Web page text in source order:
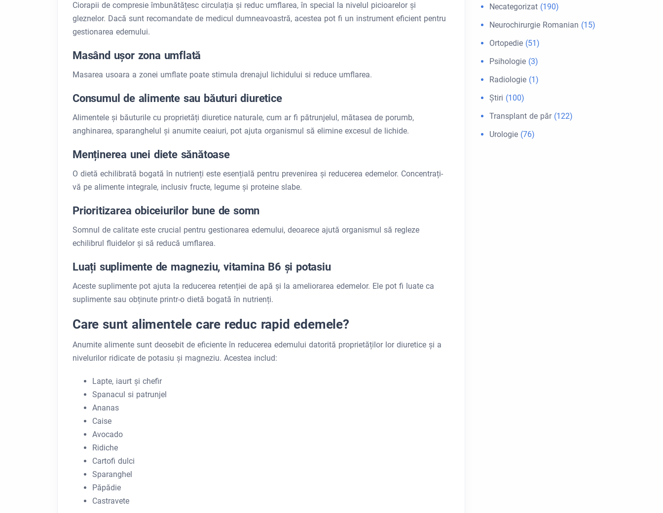
Ciorapii de compresie îmbunătățesc circulația și reduc umflarea, în special la nivelul picioarelor și
gleznelor. Dacă sunt recomandate de medicul dumneavoastră, acestea pot fi un instrument eficient pentru
gestionarea edemului.
Masând ușor zona umflată
Masarea usoara a zonei umflate poate stimula drenajul lichidului si reduce umflarea.
Consumul de alimente sau băuturi diuretice
Alimentele și băuturile cu proprietăți diuretice naturale, cum ar fi pătrunjelul, mătasea de porumb,
anghinarea, sparanghelul și anumite ceaiuri, pot ajuta organismul să elimine excesul de lichide.
Menținerea unei diete sănătoase
O dietă echilibrată bogată în nutrienți este esențială pentru prevenirea și reducerea edemelor. Concentrați-
vă pe alimente integrale, inclusiv fructe, legume și proteine ​​slabe.
Prioritizarea obiceiurilor bune de somn
Somnul de calitate este crucial pentru gestionarea edemului, deoarece ajută organismul să regleze
echilibrul fluidelor și să reducă umflarea.
Luați suplimente de magneziu, vitamina B6 și potasiu
Aceste suplimente pot ajuta la reducerea retenției de apă și la ameliorarea edemelor. Ele pot fi luate ca
suplimente sau obținute printr-o dietă bogată în nutrienți.
Care sunt alimentele care reduc rapid edemele?
Anumite alimente sunt deosebit de eficiente în reducerea edemului datorită proprietăților lor diuretice și a
nivelurilor ridicate de potasiu și magneziu. Acestea includ:
Lapte, iaurt și chefir
Spanacul si patrunjel
Ananas
Caise
Avocado
Ridiche
Cartofi dulci
Sparanghel
Păpădie
Castravete
Necategorizat (190)
Neurochirurgie Romanian (15)
Ortopedie (51)
Psihologie (3)
Radiologie (1)
Ştiri (100)
Transplant de păr(122)
Urologie (76)